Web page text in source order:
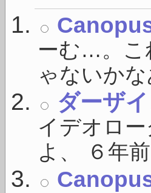
ーむ…。こ
ゃないか
ダーザ
イデオロ
よ、 ６年